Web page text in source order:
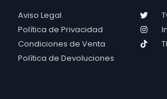
Aviso Legal
Política de Privacidad
Condiciones de Venta
Política de Devoluciones